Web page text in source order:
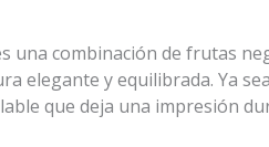
una combinación de frutas
elegante y equilibrada. Ya
que deja una impresión